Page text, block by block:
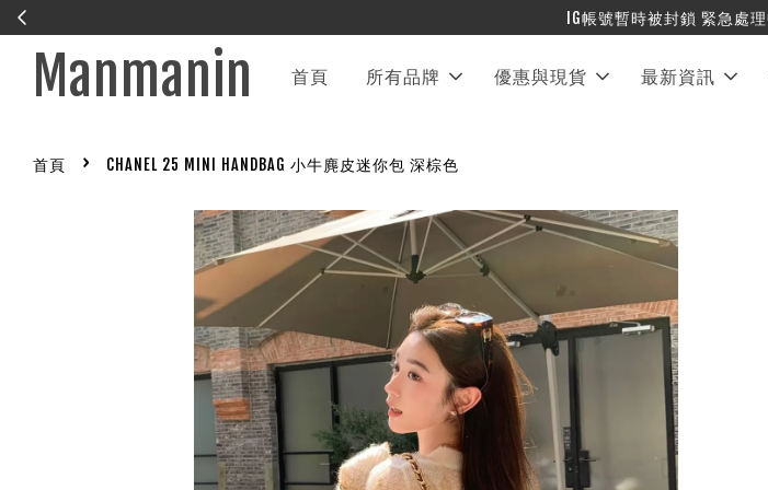
Manmanin 首頁 所有品牌 優惠與現貨 最新資訊
首頁 › CHANEL 25 MINI HANDBAG 小牛麂皮迷你包 深棕色